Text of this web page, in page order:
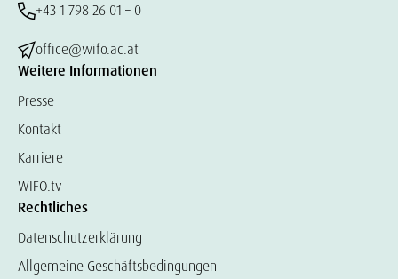
+43 1 798 26 01 – 0
office@wifo.ac.at
Weitere Informationen
Presse
Kontakt
Karriere
WIFO.tv
Rechtliches
Datenschutzerklärung
Allgemeine Geschäftsbedingungen